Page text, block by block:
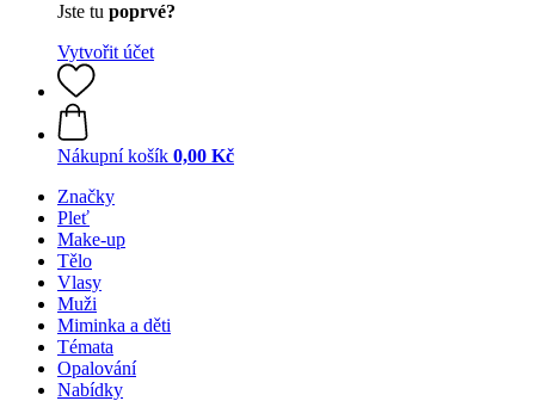
Jste tu poprvé?
Vytvořit účet
Nákupní košík 0,00 Kč
Značky
Pleť
Make-up
Tělo
Vlasy
Muži
Miminka a děti
Témata
Opalování
Nabídky